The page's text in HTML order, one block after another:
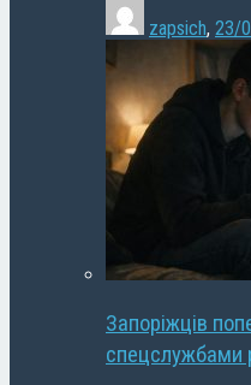
zapsich, 23/
Запоріжців
спецслужбами